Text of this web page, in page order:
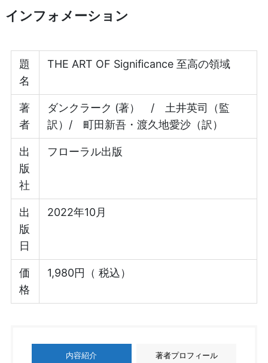
インフォメーション
題
名
THE ART OF Significance 至高の領域
著
者
ダンクラーク (著） / 土井英司（監
訳）/ 町田新吾・渡久地愛沙（訳）
出
版
社
フローラル出版
出
版
日
2022年10月
価
格
1,980円（ 税込）
内容紹介 著者プロフィール